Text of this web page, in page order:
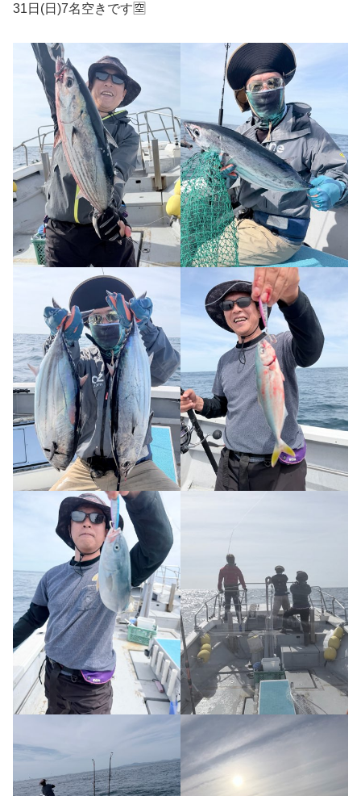
31日(日)7名空きです🈳